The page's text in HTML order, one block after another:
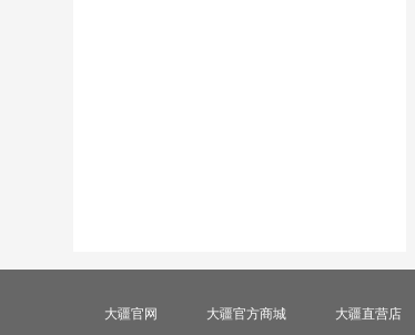
大疆官网 大疆官方商城 大疆直营店